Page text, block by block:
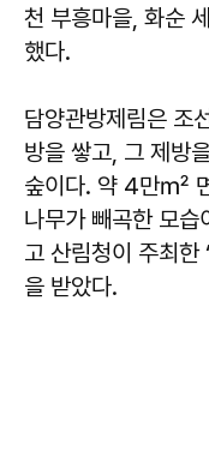
천 부흥마을, 화순
했다.
담양관방제림은 조
방을 쌓고, 그 제방
숲이다. 약 4만㎡
나무가 빼곡한 모습
고 산림청이 주최한
을 받았다.